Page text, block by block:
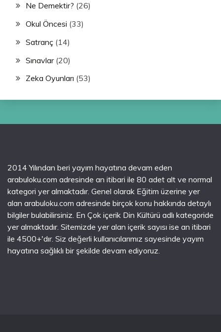
Ne Demektir? (26)
Okul Öncesi (33)
Satranç (14)
Sınavlar(20)
Zeka Oyunları (53)
2014 Yılından beri yayım hayatına devam eden
arabuloku.com adresinde an itibari ile 80 adet alt ve normal
kategori yer almaktadır. Genel olarak Eğitim üzerine yer
alan arabuloku.com adresinde birçok konu hakkında detaylı
bilgiler bulabilirsiniz. En Çok içerik Din Kültürü adlı kategoride
yer almaktadır. Sitemizde yer alan içerik sayısı ise an itibari
ile 4500+'dır. Siz değerli kullanıcılarımız sayesinde yayım
hayatına sağlıklı bir şekilde devam ediyoruz.